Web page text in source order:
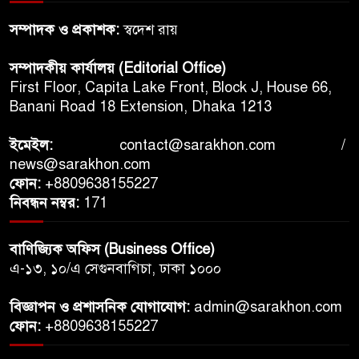
ইউক্রেনের আকাশ প্রতিরক্ষা
যুক্তরাষ্ট্রের বিমানবন্দরে অভিবাসন
অভিযান ঘিরে উত্তেজনা, আইসিইর
পদক্ষেপে আপত্তি বিমান সংস্থাগুলোর
শেখ হাসিনাকে ভারত এই সুযোগ
পরিকল্পনার ‘জুয়া’ কেন খেলছেন
শেখ হাসিনা
সম্পাদক ও প্রকাশক:স্বদেশ রায়
সম্পাদকীয় কার্যালয় (Editorial Office)
First Floor, Capita Lake Front, Block J, House 66,
Banani Road 18 Extension, Dhaka 1213
ইমেইল: contact@sarakhon.com /
news@sarakhon.com
ফোন: +8809638155227
নিবন্ধন নম্বর: 171
বাণিজ্যিক অফিস (Business Office)
এ-১৩, ১০/এ সেগুনবাগিচা, ঢাকা ১০০০
বিজ্ঞাপন ও প্রশাসনিক যোগাযোগ: admin@sarakhon.com
ফোন: +8809638155227